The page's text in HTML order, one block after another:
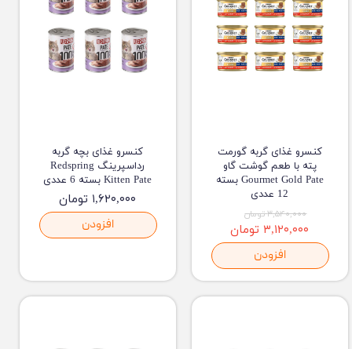
کنسرو غذای گربه گورمت
پته با طعم گوشت گاو
Gourmet Gold Pate بسته
12 عددی
۳,۵۴۰,۰۰۰ تومان
۳,۱۲۰,۰۰۰ تومان
افزودن
کنسرو غذای بچه گربه
رداسپرینگ Redspring
Kitten Pate بسته 6 عددی
۱,۶۲۰,۰۰۰ تومان
افزودن